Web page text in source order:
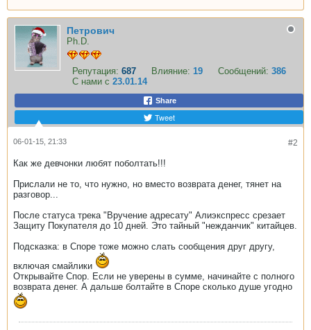
Петрович
Ph.D.
Репутация: 687 Влияние: 19 Сообщений: 386
С нами с 23.01.14
Share
Tweet
#2
06-01-15, 21:33
Как же девчонки любят поболтать!!!
Прислали не то, что нужно, но вместо возврата денег, тянет на
разговор...
После статуса трека "Вручение адресату" Алиэкспресс срезает
Защиту Покупателя до 10 дней. Это тайный "нежданчик" китайцев.
Подсказка: в Споре тоже можно слать сообщения друг другу,
включая смайлики
Открывайте Спор. Если не уверены в сумме, начинайте с полного
возврата денег. А дальше болтайте в Споре сколько душе угодно